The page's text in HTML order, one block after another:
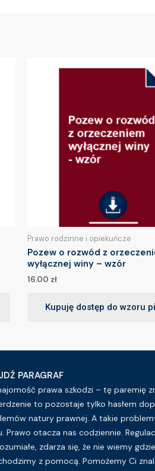
Prawo rodzinne i opiekuńcze
Pozew o rozwód z
wyłącznej winy – wzór
16.00 zł
Kupuję dostęp do wzoru
PARAGRAF
prawa szkodzi – tę paremię
to pozostaje tylko hasłem
natury prawnej. A takie
Prawo otacza nas codziennie.
zdarza się, że nie wiemy
z pomocą. Pomożemy Ci